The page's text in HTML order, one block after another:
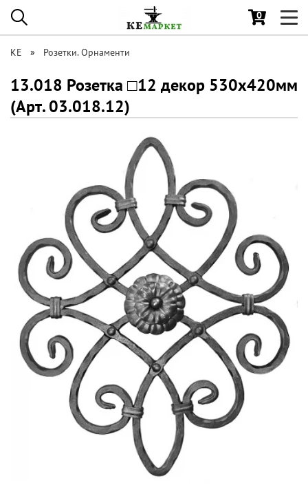
0
КЕ Розетки. Орнаменти
13.018 Розетка □12 декор 530х420мм
(Арт. 03.018.12)